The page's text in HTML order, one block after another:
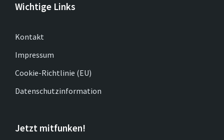
Wichtige Links
Kontakt
Impressum
Cookie-Richtlinie (EU)
Datenschutzinformation
Jetzt mitfunken!